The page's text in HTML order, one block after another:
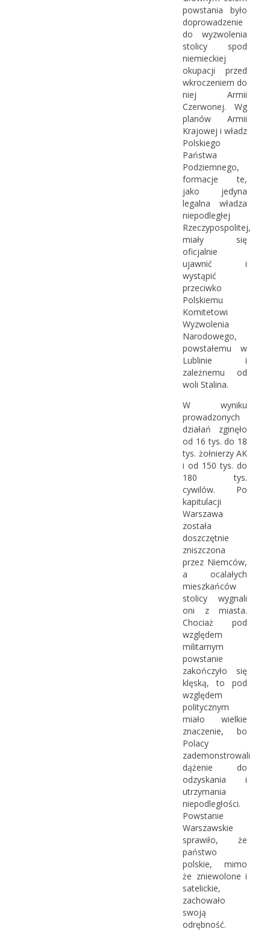
powstania było
doprowadzenie
do wyzwolenia
stolicy spod
niemieckiej
okupacji przed
wkroczeniem do
niej Armii
Czerwonej. Wg
planów Armii
Krajowej i władz
Polskiego
Państwa
Podziemnego,
formacje te,
jako jedyna
legalna władza
niepodległej
Rzeczypospolitej,
miały się
oficjalnie
ujawnić i
wystąpić
przeciwko
Polskiemu
Komitetowi
Wyzwolenia
Narodowego,
powstałemu w
Lublinie i
zależnemu od
woli Stalina.
W wyniku
prowadzonych
działań zginęło
od 16 tys. do 18
tys. żołnierzy AK
i od 150 tys. do
180 tys.
cywilów. Po
kapitulacji
Warszawa
została
doszczętnie
zniszczona
przez Niemców,
a ocalałych
mieszkańców
stolicy wygnali
oni z miasta.
Chociaż pod
względem
militarnym
powstanie
zakończyło się
klęską, to pod
względem
politycznym
miało wielkie
znaczenie, bo
Polacy
zademonstrowali
dążenie do
odzyskania i
utrzymania
niepodległości.
Powstanie
Warszawskie
sprawiło, że
państwo
polskie, mimo
że zniewolone i
satelickie,
zachowało
swoją
odrębność.